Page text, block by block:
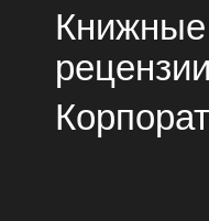
Книжные
рецензии